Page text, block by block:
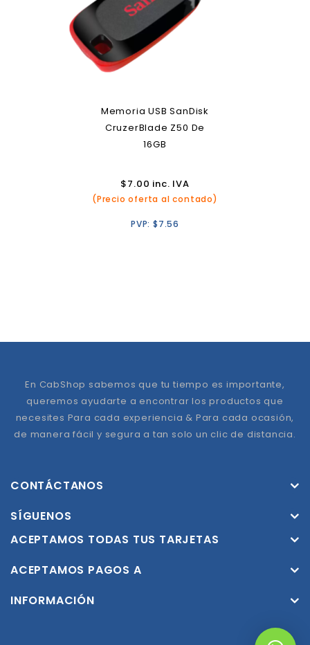
Memoria USB SanDisk
CruzerBlade Z50 De
16GB
$7.00 inc. IVA
(Precio oferta al contado)
PVP: $7.56
En CabShop sabemos que tu tiempo es importante,
queremos ayudarte a encontrar los productos que
necesites Para cada experiencia & Para cada ocasión,
de manera fácil y segura a tan solo un clic de distancia.
CONTÁCTANOS
SÍGUENOS
ACEPTAMOS TODAS TUS TARJETAS
ACEPTAMOS PAGOS A
INFORMACIÓN